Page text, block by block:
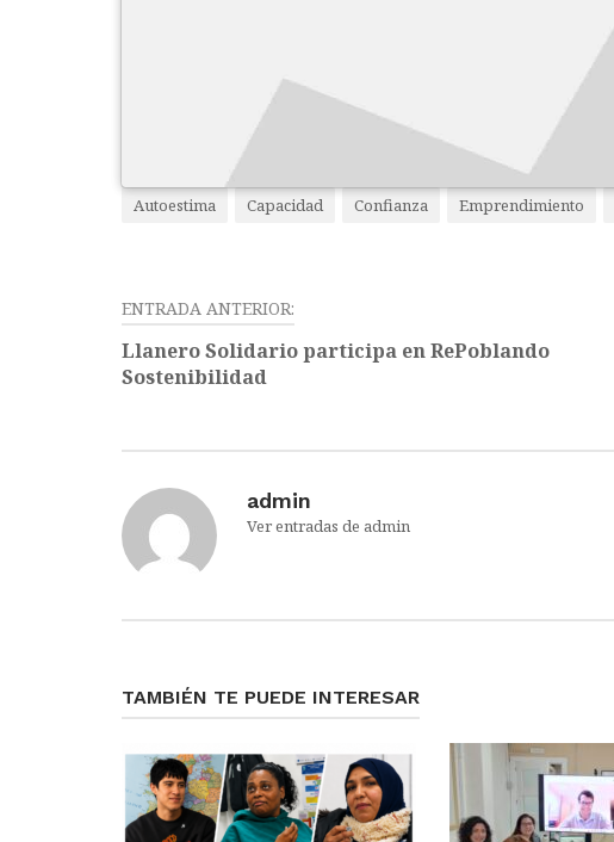
Autoestima Capacidad Confianza Emprendimiento
Navegación
de
ENTRADA ANTERIOR:
Llanero Solidario participa en RePoblando
Sostenibilidad
admin
Ver entradas de admin
TAMBIÉN TE PUEDE INTERESAR